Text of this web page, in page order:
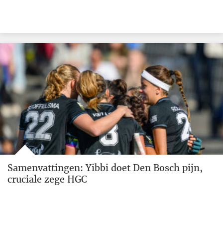
Samenvattingen: Yibbi doet Den Bosch pijn,
cruciale zege HGC